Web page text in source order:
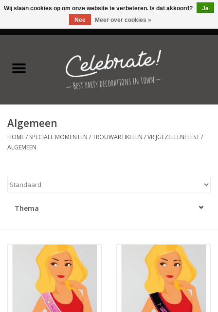
Latex ballonnen
Folie ballonnen
Verjaardag thema's
Speciale momenten
Kinderfeestjes
Schmink&beauty
Accessoires
Algemeen
HOME/ SPECIALE MOMENTEN /TROUWARTIKELEN /VRIJGEZELLENFEEST/
ALGEMEEN
Thema
Wij slaan cookies op om onze website te verbeteren. Is dat akkoord?
Ja
Nee
Meer over cookies »